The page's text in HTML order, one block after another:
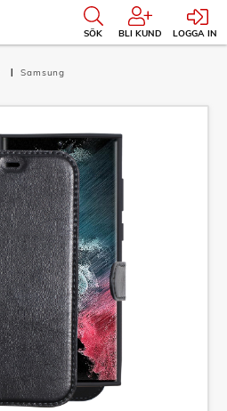
SÖK BLI KUND LOGGA IN
Samsung